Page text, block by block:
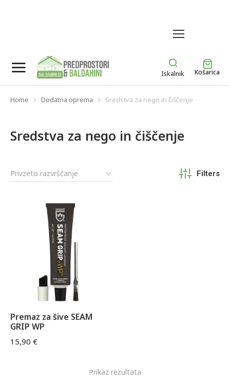
Iskalnik Košarica
You are here:
Home Dodatna oprema Sredstva za nego in čiščenje
Sredstva za nego in čiščenje
Filters
Premaz za šive SEAM
GRIP WP
15,90 €
Prikaz rezultata